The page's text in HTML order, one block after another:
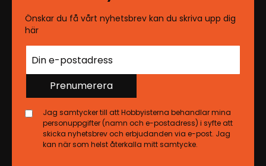
Önskar du få vårt nyhetsbrev kan du skriva upp dig
här
Prenumerera
Jag samtycker till att Hobbyisterna behandlar mina
personuppgifter (namn och e-postadress) i syfte att
skicka nyhetsbrev och erbjudanden via e-post. Jag
kan när som helst återkalla mitt samtycke.